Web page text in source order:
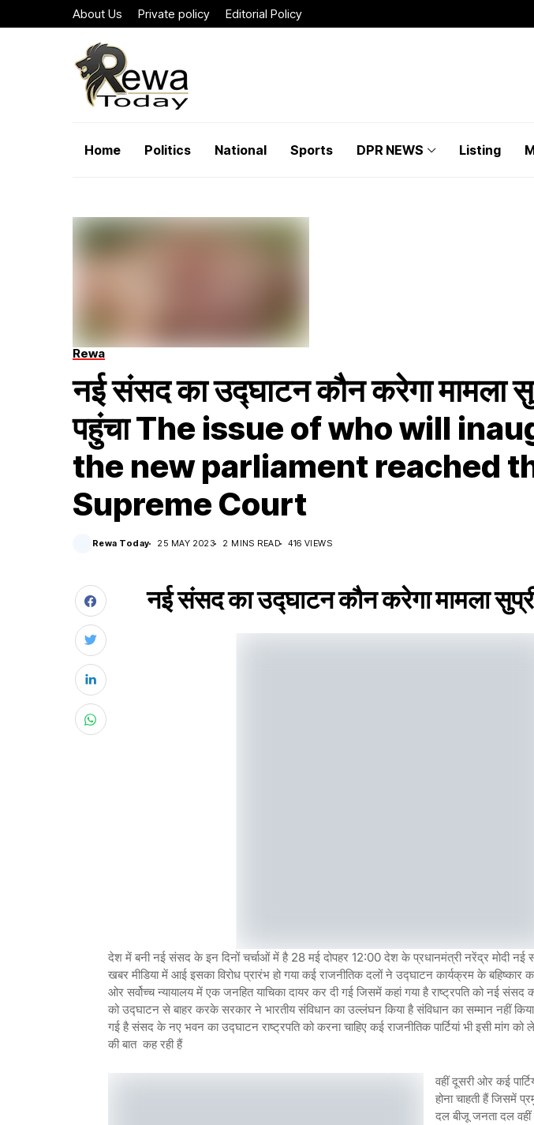
About Us Private policy Editorial Policy
Home Politics National Sports DPR NEWS Listing
Rewa
नई संसद का उद्घाटन कौन करेगा मामला
पहुंचा The issue of who will
the new parliament reached
Supreme Court
Rewa Today 25 MAY 2023 2 MINS READ 416 VIEWS
नई संसद का उद्घाटन कौन करेगा मामला
देश में बनी नई संसद के इन दिनों चर्चाओं में है 28 मई दोपहर 12:00 देश के प्रधानमंत्री नरेंद्र मोदी
खबर मीडिया में आई इसका विरोध प्रारंभ हो गया कई राजनीतिक दलों ने उद्घाटन कार्यक्रम के बहिष्कार
ओर सर्वोच्च न्यायालय में एक जनहित याचिका दायर कर दी गई जिसमें कहां गया है राष्ट्रपति को नई संसद
को उद्घाटन से बाहर करके सरकार ने भारतीय संविधान का उल्लंघन किया है संविधान का सम्मान नहीं
गई है संसद के नए भवन का उद्घाटन राष्ट्रपति को करना चाहिए कई राजनीतिक पार्टियां भी इसी मांग को
की बात कह रही हैं
वहीं दूसरी ओर कई
होना चाहती हैं जिसमें
दल बीजू जनता दल वहीं